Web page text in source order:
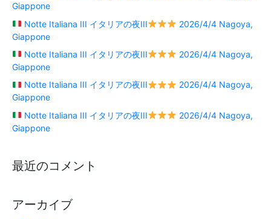
Giappone
Notte Italiana III イタリアの夜III
2026/4/4 Nagoya,
Giappone
Notte Italiana III イタリアの夜III
2026/4/4 Nagoya,
Giappone
Notte Italiana III イタリアの夜III
2026/4/4 Nagoya,
Giappone
Notte Italiana III イタリアの夜III
2026/4/4 Nagoya,
Giappone
最近のコメント
アーカイブ